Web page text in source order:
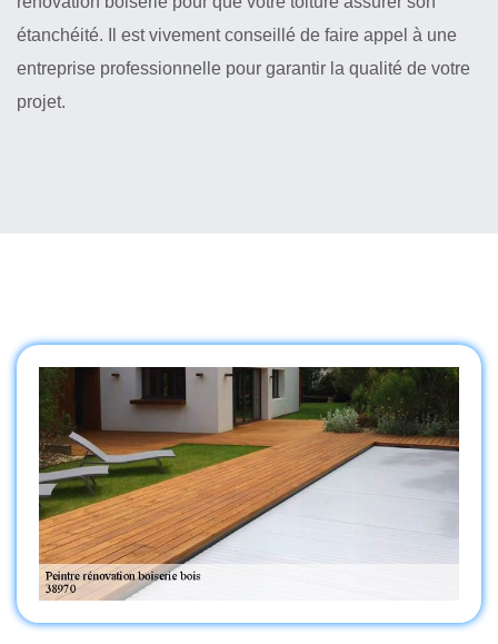
étanchéité. Il est vivement conseillé de faire appel à une
entreprise professionnelle pour garantir la qualité de votre
projet.